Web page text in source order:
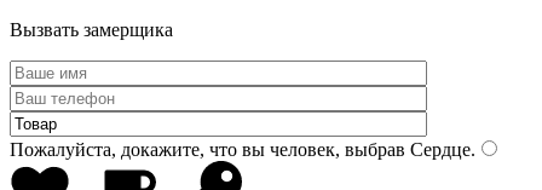
Вызвать замерщика
Пожалуйста, докажите, что вы человек, выбрав Сердце.